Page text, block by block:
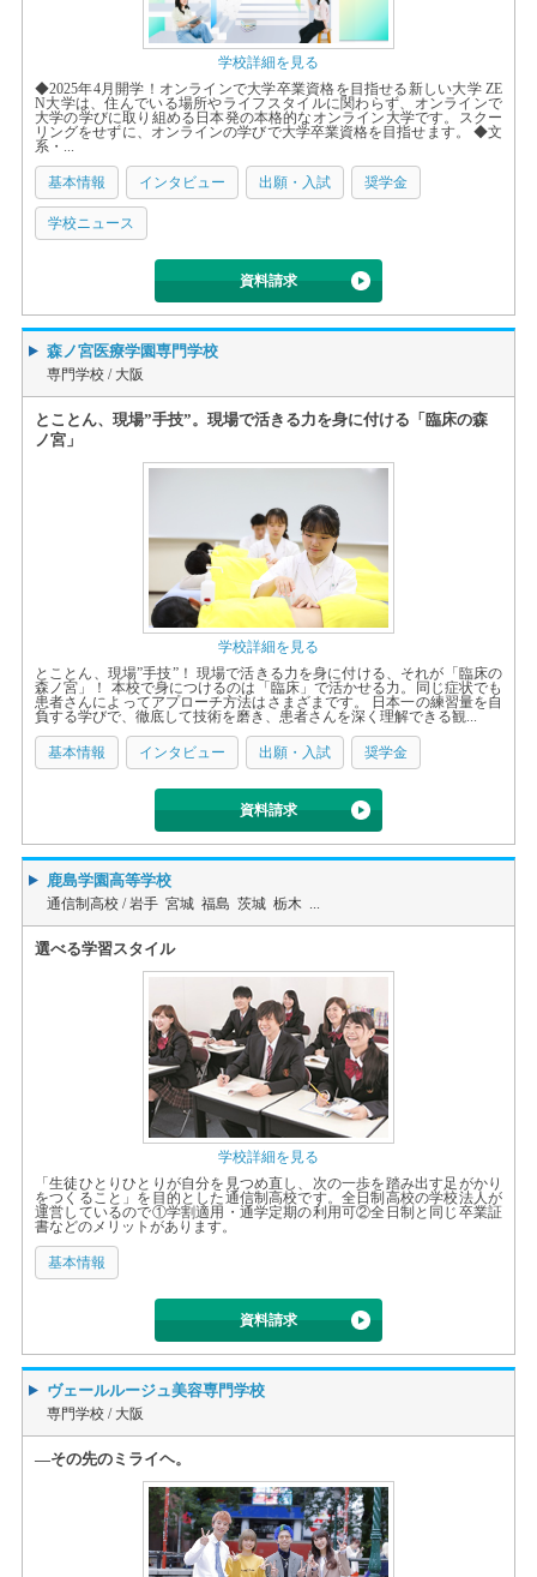
学校詳細を見る
◆2025年4月開学！オンラインで大学卒業資格を目指せる新しい大学 ZE
N大学は、住んでいる場所やライフスタイルに関わらず、オンラインで
大学の学びに取り組める日本発の本格的なオンライン大学です。スクー
リングをせずに、オンラインの学びで大学卒業資格を目指せます。 ◆文
系・...
基本情報 インタビュー 出願・入試 奨学金
学校ニュース
資料請求
森ノ宮医療学園専門学校
専門学校 / 大阪
とことん、現場”手技”。現場で活きる力を身に付ける「臨床の森
ノ宮」
学校詳細を見る
とことん、現場”手技”！ 現場で活きる力を身に付ける、それが「臨床の
森ノ宮」！ 本校で身につけるのは「臨床」で活かせる力。同じ症状でも
患者さんによってアプローチ方法はさまざまです。 日本一の練習量を自
負する学びで、徹底して技術を磨き、患者さんを深く理解できる観...
基本情報 インタビュー 出願・入試 奨学金
資料請求
鹿島学園高等学校
通信制高校 /岩手 宮城 福島 茨城 栃木 ...
選べる学習スタイル
学校詳細を見る
「生徒ひとりひとりが自分を見つめ直し、次の一歩を踏み出す足がかり
をつくること」を目的とした通信制高校です。全日制高校の学校法人が
運営しているので①学割適用・通学定期の利用可②全日制と同じ卒業証
書などのメリットがあります。
基本情報
資料請求
ヴェールルージュ美容専門学校
専門学校 / 大阪
―その先のミライヘ。